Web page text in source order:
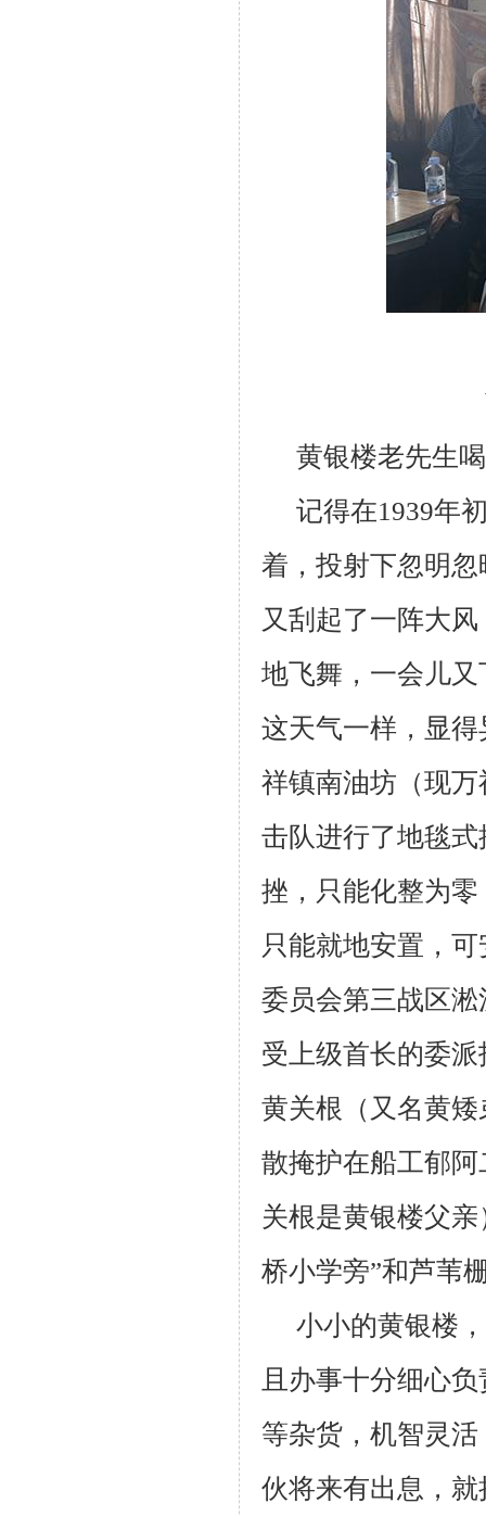
黄银楼老先生
记得在1939年
着，投射下忽明
又刮起了一阵大
地飞舞，一会儿
这天气一样，显
祥镇南油坊（现
击队进行了地毯
挫，只能化整为
只能就地安置，
委员会第三战区
受上级首长的委
黄关根 （又名黄
散掩护在船工郁
关根是黄银楼父
桥小学旁”和芦苇
小小的黄银楼
且办事十分细心
等杂货，机智灵
伙将来有出息，